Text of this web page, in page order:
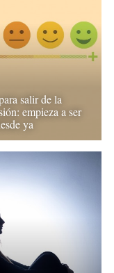
salir de la
empieza a ser
ya